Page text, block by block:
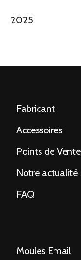
2025
Fabricant
Accessoires
Points de Vente
Notre actualité
FAQ
Moules Email